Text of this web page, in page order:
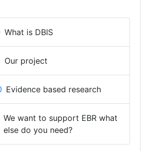
What is DBIS
Our project
Evidence based research
We want to support EBR what
else do you need?